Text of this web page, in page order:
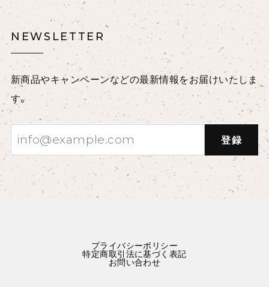
NEWSLETTER
新商品やキャンペーンなどの最新情報をお届けいたしま
す。
登録
プライバシーポリシー
特定商取引法に基づく表記
お問い合わせ